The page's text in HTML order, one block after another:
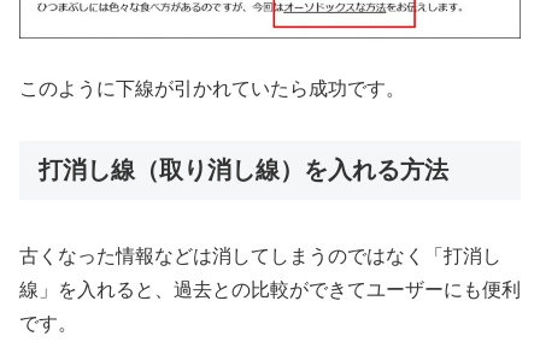
このように下線が引かれていたら成功です。
打消し線（取り消し線）を入れる方法
古くなった情報などは消してしまうのではなく「打消し
線」を入れると、過去との比較ができてユーザーにも便利
です。